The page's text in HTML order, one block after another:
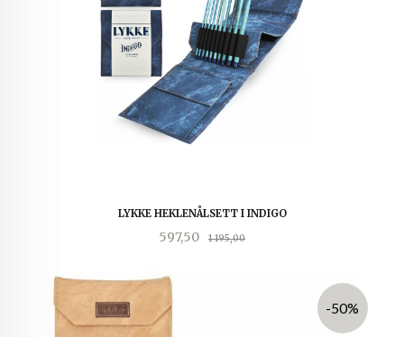
LYKKE HEKLENÅLSETT I INDIGO
Tilbud
597,50 1 195,00Rabatt
-50%